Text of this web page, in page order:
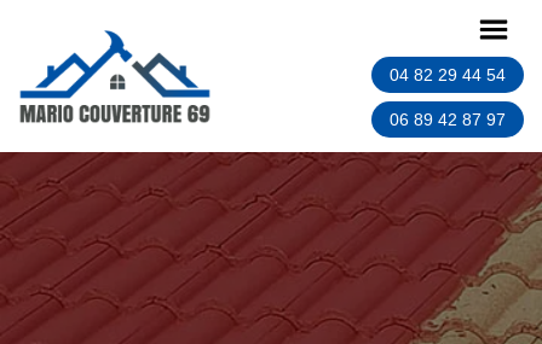
04 82 29 44 54
06 89 42 87 97